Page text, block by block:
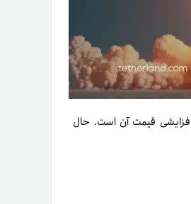
روند افزایشی قیمت آن است. حال